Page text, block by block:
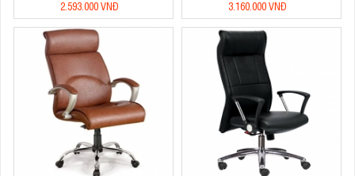
2.593.000 VNĐ
3.160.000 VNĐ